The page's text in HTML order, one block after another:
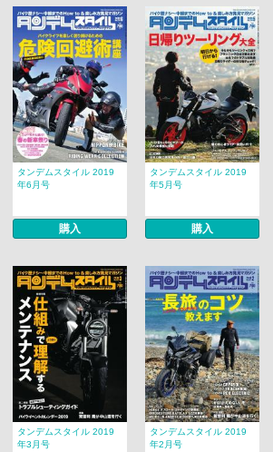
タンデムスタイル 2019
年6月号
購入
タンデムスタイル 2019
年5月号
購入
タンデムスタイル 2019
年3月号
タンデムスタイル 2019
年2月号